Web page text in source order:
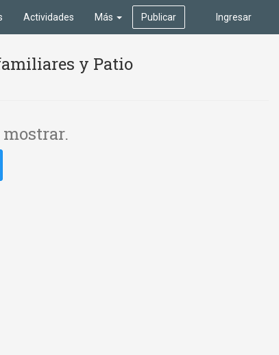
Ingresar
Actividades Más Publicar
y Patio